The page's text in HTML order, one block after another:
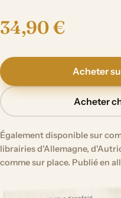
34,90 €
Acheter
Acheter
Également disponible sur
librairies d'Allemagne,
comme sur place. Publié en